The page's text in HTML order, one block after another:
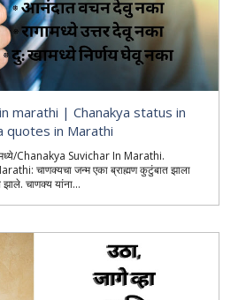
marathi | Chanakya status in
quotes in Marathi
Chanakya Suvichar In Marathi.
चाणक्यचा जन्म एका ब्राह्मण कुटुंबात झाला
झाले. चाणक्य यांना...